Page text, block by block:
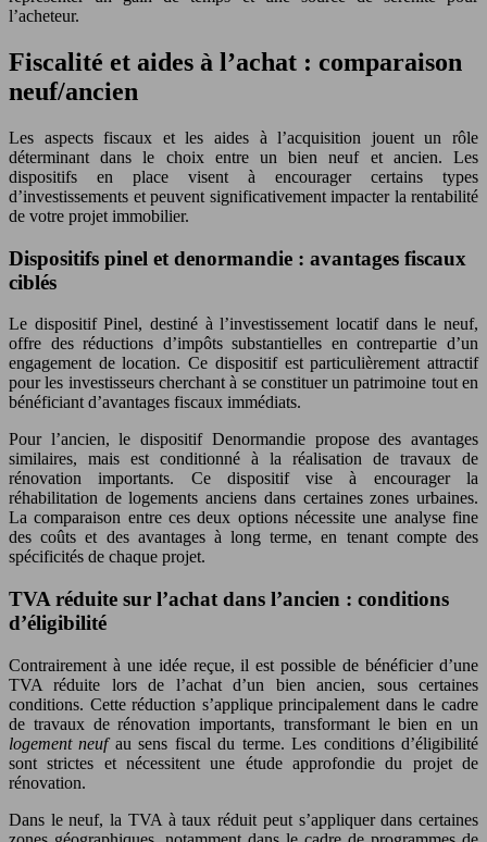
l’acheteur.
Fiscalité et aides à l’achat : comparaison
neuf/ancien
Les aspects fiscaux et les aides à l’acquisition jouent un rôle
déterminant dans le choix entre un bien neuf et ancien. Les
dispositifs en place visent à encourager certains types
d’investissements et peuvent significativement impacter la rentabilité
de votre projet immobilier.
Dispositifs pinel et denormandie : avantages fiscaux
ciblés
Le dispositif Pinel, destiné à l’investissement locatif dans le neuf,
offre des réductions d’impôts substantielles en contrepartie d’un
engagement de location. Ce dispositif est particulièrement attractif
pour les investisseurs cherchant à se constituer un patrimoine tout en
bénéficiant d’avantages fiscaux immédiats.
Pour l’ancien, le dispositif Denormandie propose des avantages
similaires, mais est conditionné à la réalisation de travaux de
rénovation importants. Ce dispositif vise à encourager la
réhabilitation de logements anciens dans certaines zones urbaines.
La comparaison entre ces deux options nécessite une analyse fine
des coûts et des avantages à long terme, en tenant compte des
spécificités de chaque projet.
TVA réduite sur l’achat dans l’ancien : conditions
d’éligibilité
Contrairement à une idée reçue, il est possible de bénéficier d’une
TVA réduite lors de l’achat d’un bien ancien, sous certaines
conditions. Cette réduction s’applique principalement dans le cadre
de travaux de rénovation importants, transformant le bien en un
logement neuf au sens fiscal du terme. Les conditions d’éligibilité
sont strictes et nécessitent une étude approfondie du projet de
rénovation.
Dans le neuf, la TVA à taux réduit peut s’appliquer dans certaines